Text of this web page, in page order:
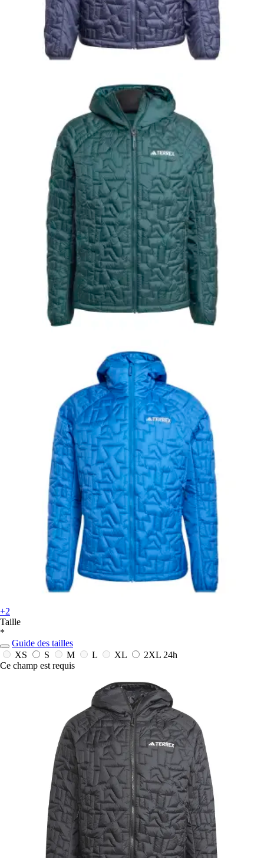
+2
Taille
*
Guide des tailles
XS
S M L XL 2XL 24h
Ce champ est requis